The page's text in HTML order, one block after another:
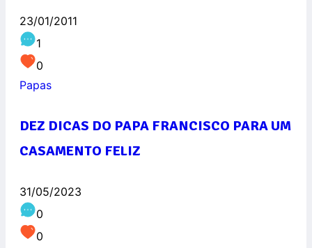
23/01/2011
1
0
Papas
DEZ DICAS DO PAPA FRANCISCO PARA UM
CASAMENTO FELIZ
31/05/2023
0
0